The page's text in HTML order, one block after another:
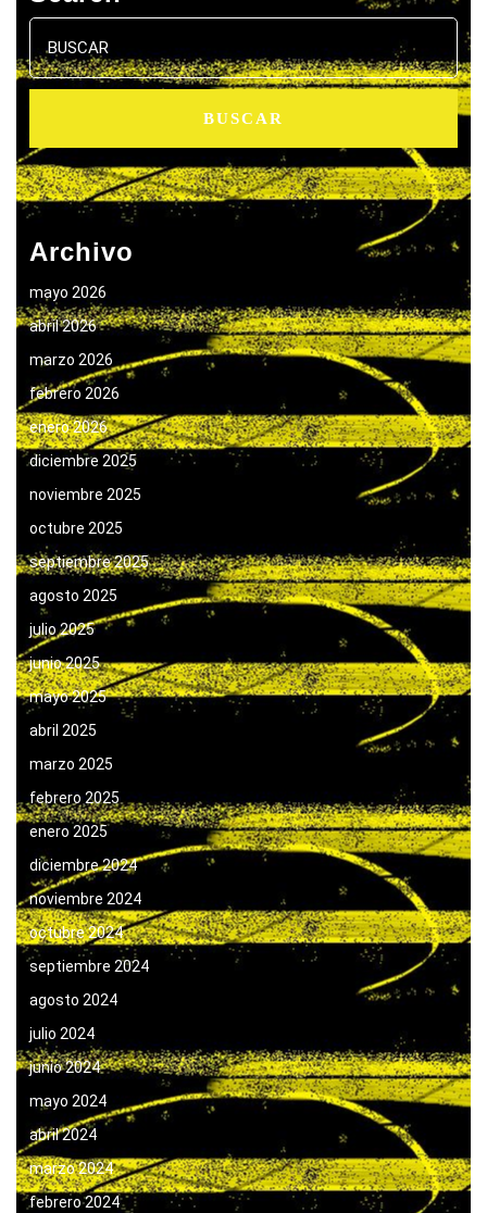
Buscar:
Archivo
mayo 2026
abril 2026
marzo 2026
febrero 2026
enero 2026
diciembre 2025
noviembre 2025
octubre 2025
septiembre 2025
agosto 2025
julio 2025
junio 2025
mayo 2025
abril 2025
marzo 2025
febrero 2025
enero 2025
diciembre 2024
noviembre 2024
octubre 2024
septiembre 2024
agosto 2024
julio 2024
junio 2024
mayo 2024
abril 2024
marzo 2024
febrero 2024